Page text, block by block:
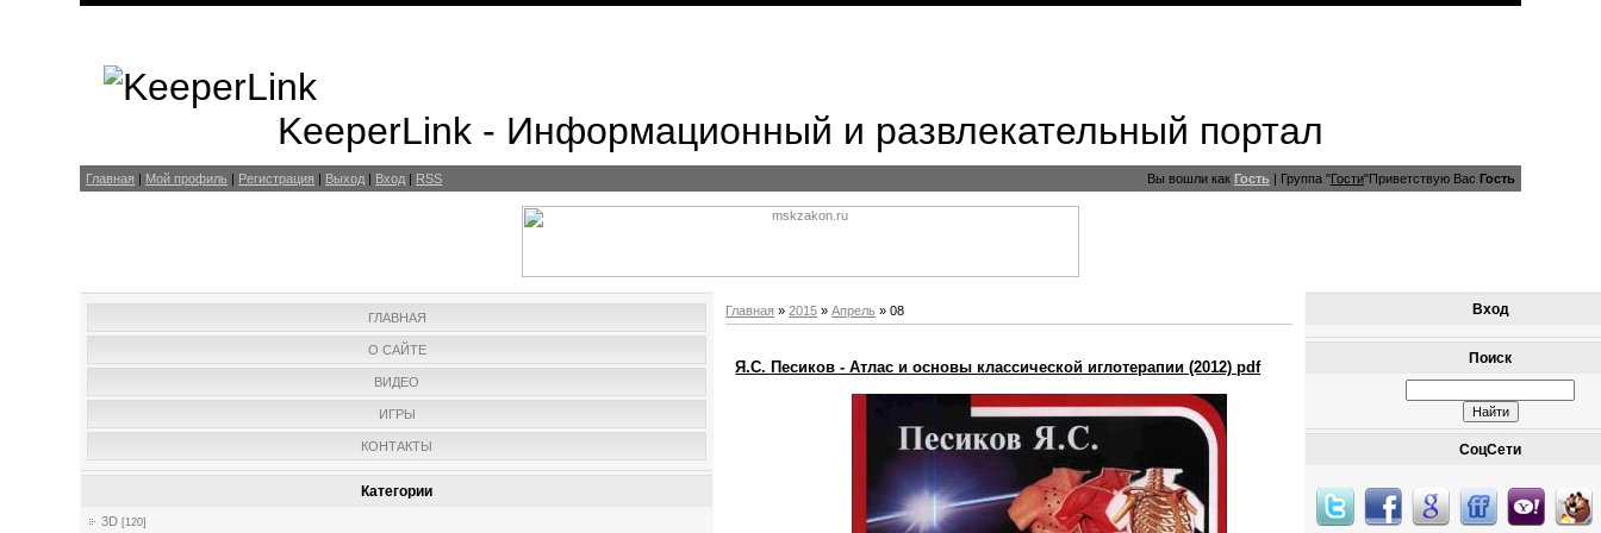
KeeperLink - Информационный и развлекательный портал
Главная | Мой профиль | Регистрация | Выход | Вход | RSS Вы вошли как Гость | Группа"Гости"Приветствую Вас Гость
ГЛАВНАЯ
О САЙТЕ
ВИДЕО
ИГРЫ
КОНТАКТЫ
Категории
3D [120]
Главная »2015 » Апрель » 08
Я.С. Песиков - Атлас и основы классической иглотерапии (2012) pdf
Вход
Поиск
СоцСети